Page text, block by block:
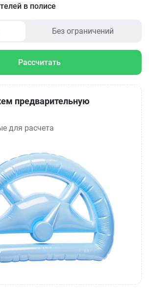
в полисе
Без ограничений
Рассчитать
предварительную
для расчета